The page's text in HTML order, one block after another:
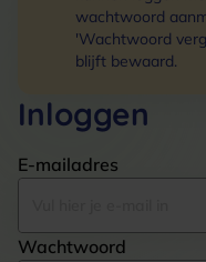
wachtwoord
'Wachtwoord
blijft bewaard.
Inloggen
E-mailadres
Wachtwoord